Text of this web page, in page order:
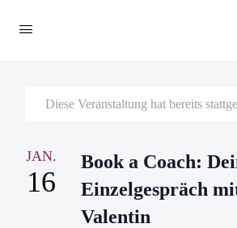
Diese Veranstaltung hat bereits
JAN.
16
Book a Coach:
Einzelgespräch
Valentin